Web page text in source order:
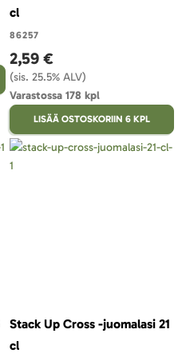
cl
86257
2,59 €
(sis. 25.5% ALV)
Varastossa 178 kpl
LISÄÄ OSTOSKORIIN 6 KPL
Stack Up Cross -juomalasi 21
cl